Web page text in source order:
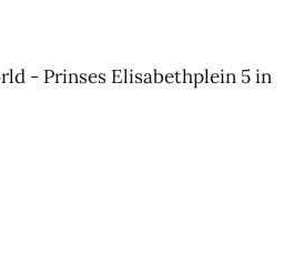
- Prinses Elisabethplein 5 in